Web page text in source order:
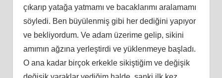
çıkarıp yatağa yatmamı ve bacaklarımı aralamamı
söyledi. Ben büyülenmiş gibi her dediğini yapıyor
ve bekliyordum. Ve adam üzerime gelip, sikini
amımın ağzına yerleştirdi ve yüklenmeye başladı.
O ana kadar birçok erkekle sikiştiğim ve değişik